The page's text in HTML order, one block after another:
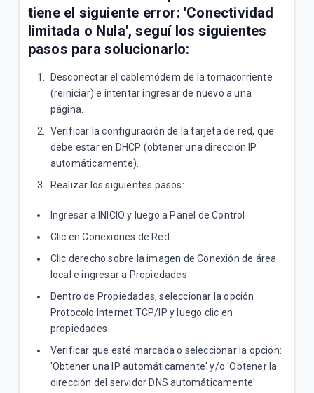
Viví el mundial con tu plan Tigo TV Hogar
¿Cómo gestionar mi visita técnica en la app Mi
Tigo?
¿Cómo buscar canales en mi decodificador ARION
DTH?
Soluciones frecuentes ante inconvenientes
técnicos TV Tigo
¿Cómo buscar canales en mi decodificador ARION
¿Cómo realizar medición de señal en mi
VER MÁS
tiene el siguiente error: 'Conectividad
limitada o Nula', seguí los siguientes
pasos para solucionarlo:
Desconectar el cablemódem de la tomacorriente
(reiniciar) e intentar ingresar de nuevo a una
página.
Verificar la configuración de la tarjeta de red, que
debe estar en DHCP (obtener una dirección IP
automáticamente).
Realizar los siguientes pasos:
Ingresar a INICIO y luego a Panel de Control
Clic en Conexiones de Red
Clic derecho sobre la imagen de Conexión de área
local e ingresar a Propiedades
Dentro de Propiedades, seleccionar la opción
Protocolo Internet TCP/IP y luego clic en
propiedades
Verificar que esté marcada o seleccionar la opción:
'Obtener una IP automáticamente' y/o 'Obtener la
dirección del servidor DNS automáticamente'